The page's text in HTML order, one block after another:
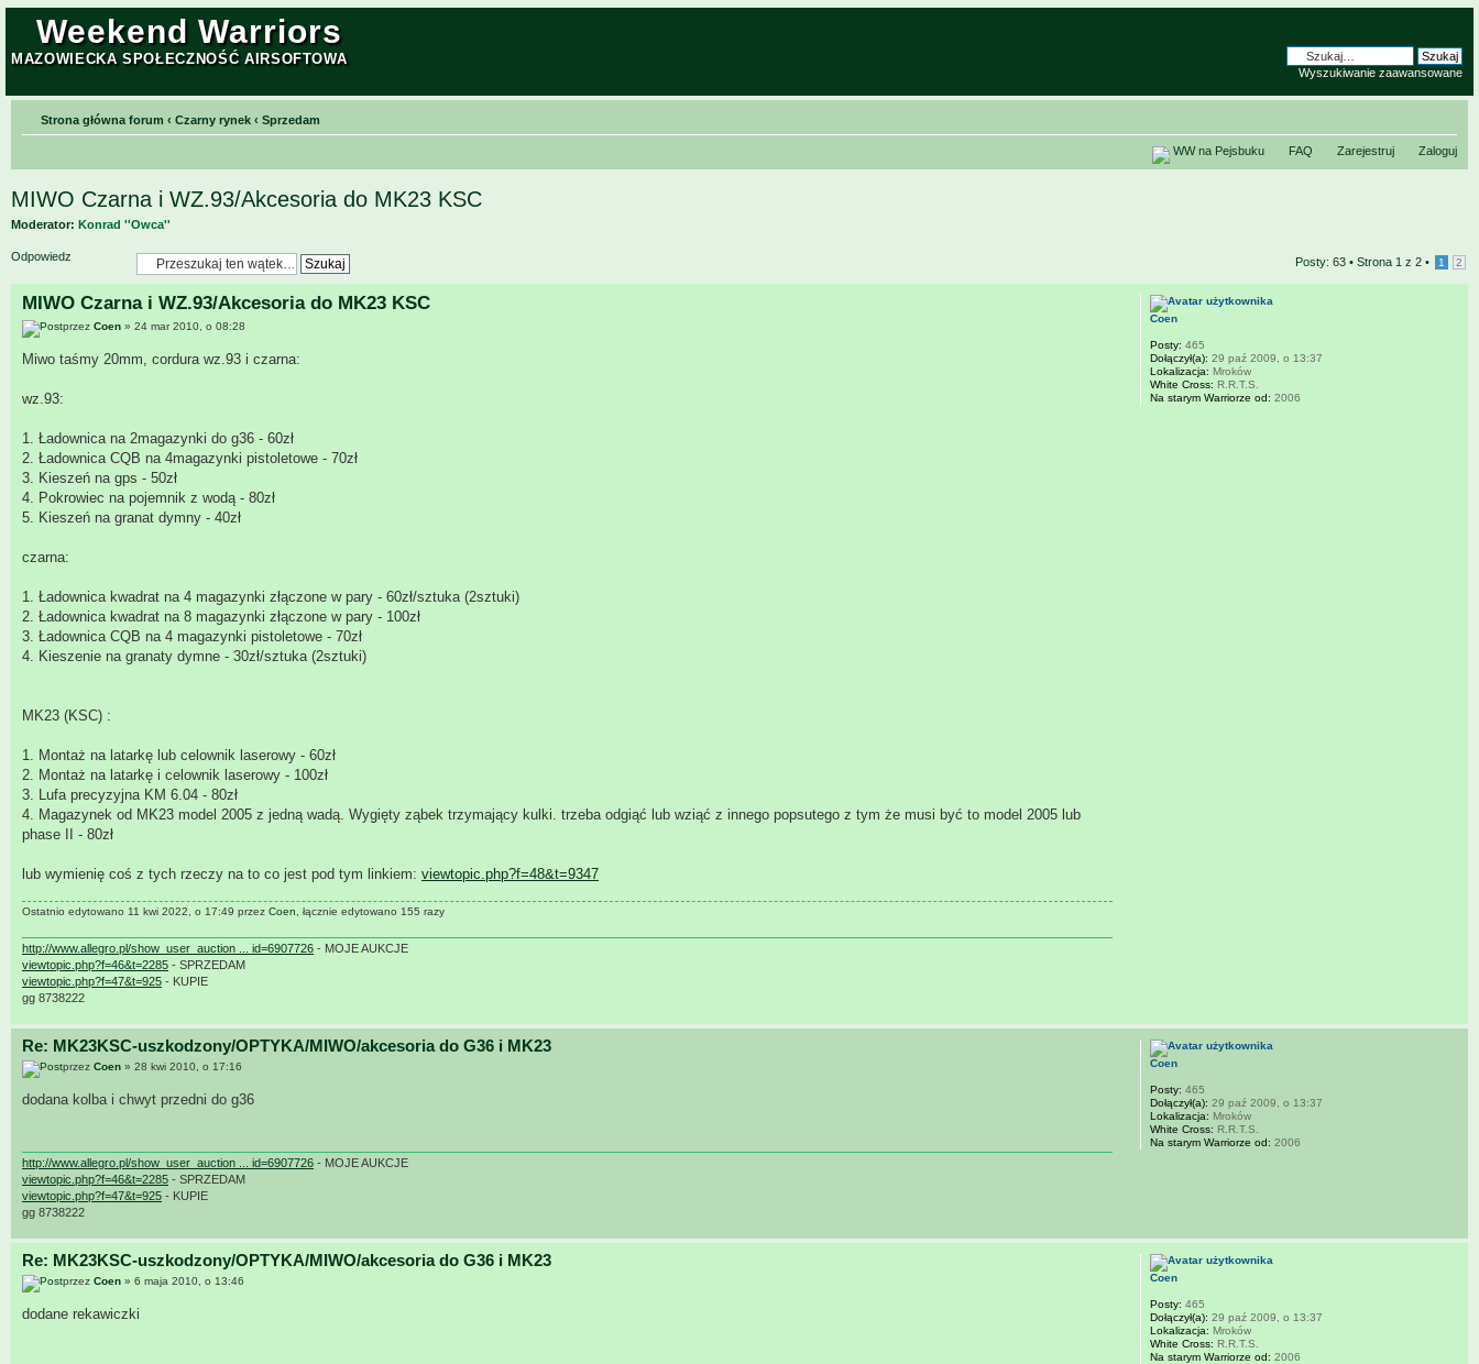
Weekend Warriors
MAZOWIECKA SPOŁECZNOŚĆ AIRSOFTOWA
Wyszukiwanie zaawansowane
Strona główna forum ‹ Czarny rynek ‹ Sprzedam
WW na Pejsbuku FAQ Zarejestruj Zaloguj
MIWO Czarna i WZ.93/Akcesoria do MK23 KSC
Moderator: Konrad ''Owca''
Odpowiedz Posty: 63 • Strona 1 z 2 • 1 2
MIWO Czarna i WZ.93/Akcesoria do MK23 KSC
przez Coen » 24 mar 2010, o 08:28
Miwo taśmy 20mm, cordura wz.93 i czarna:
wz.93:
1. Ładownica na 2magazynki do g36 - 60zł
2. Ładownica CQB na 4magazynki pistoletowe - 70zł
3. Kieszeń na gps - 50zł
4. Pokrowiec na pojemnik z wodą - 80zł
5. Kieszeń na granat dymny - 40zł
czarna:
1. Ładownica kwadrat na 4 magazynki złączone w pary - 60zł/sztuka (2sztuki)
2. Ładownica kwadrat na 8 magazynki złączone w pary - 100zł
3. Ładownica CQB na 4 magazynki pistoletowe - 70zł
4. Kieszenie na granaty dymne - 30zł/sztuka (2sztuki)
MK23 (KSC) :
1. Montaż na latarkę lub celownik laserowy - 60zł
2. Montaż na latarkę i celownik laserowy - 100zł
3. Lufa precyzyjna KM 6.04 - 80zł
4. Magazynek od MK23 model 2005 z jedną wadą. Wygięty ząbek trzymający kulki. trzeba odgiąć lub wziąć z innego popsutego z tym że musi być to model 2005 lub
phase II - 80zł
lub wymienię coś z tych rzeczy na to co jest pod tym linkiem: viewtopic.php?f=48&t=9347
Ostatnio edytowano 11 kwi 2022, o 17:49 przez Coen , łącznie edytowano 155 razy
http://www.allegro.pl/show_user_auction ... id=6907726 - MOJE AUKCJE
viewtopic.php?f=46&t=2285 - SPRZEDAM
viewtopic.php?f=47&t=925 - KUPIE
gg 8738222
Coen
Posty: 465
Dołączył(a): 29 paź 2009, o 13:37
Lokalizacja: Mroków
White Cross: R.R.T.S.
Na starym Warriorze od: 2006
Re: MK23KSC-uszkodzony/OPTYKA/MIWO/akcesoria do G36 i MK23
przez Coen » 28 kwi 2010, o 17:16
dodana kolba i chwyt przedni do g36
http://www.allegro.pl/show_user_auction ... id=6907726 - MOJE AUKCJE
viewtopic.php?f=46&t=2285 - SPRZEDAM
viewtopic.php?f=47&t=925 - KUPIE
gg 8738222
Coen
Posty: 465
Dołączył(a): 29 paź 2009, o 13:37
Lokalizacja: Mroków
White Cross: R.R.T.S.
Na starym Warriorze od: 2006
Re: MK23KSC-uszkodzony/OPTYKA/MIWO/akcesoria do G36 i MK23
przez Coen » 6 maja 2010, o 13:46
dodane rekawiczki
Coen
Posty: 465
Dołączył(a): 29 paź 2009, o 13:37
Lokalizacja: Mroków
White Cross: R.R.T.S.
Na starym Warriorze od: 2006